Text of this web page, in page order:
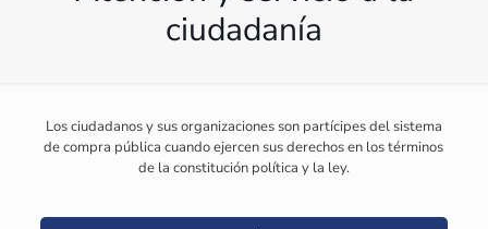
ciudadanía
Los ciudadanos y sus organizaciones son partícipes del sistema
de compra pública cuando ejercen sus derechos en los términos
de la constitución política y la ley.